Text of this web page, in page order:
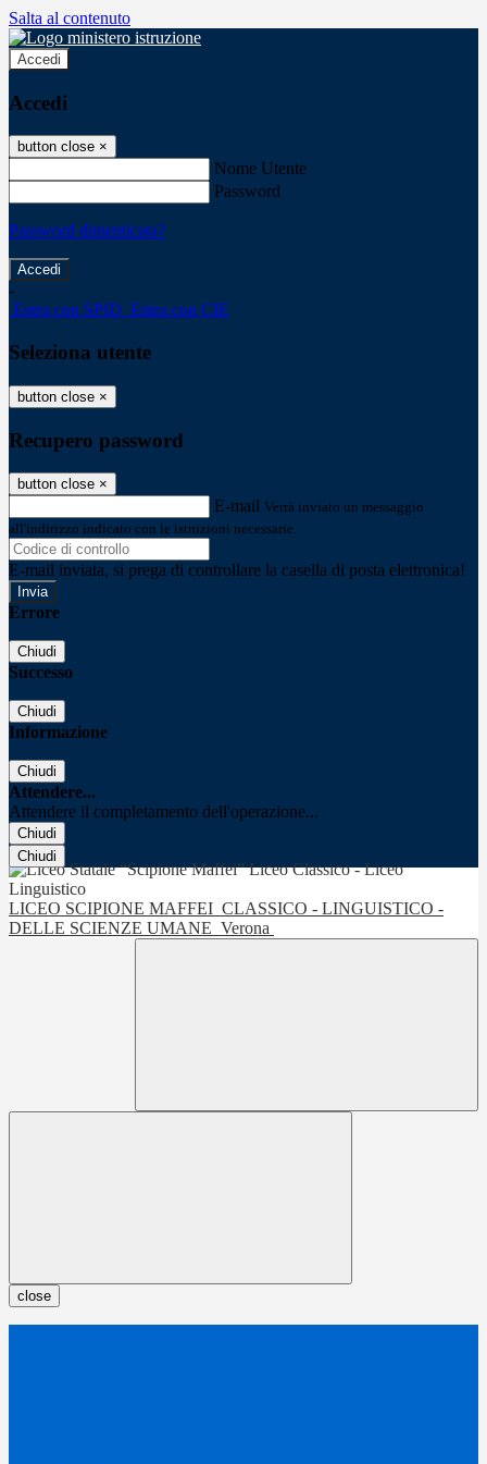
Salta al contenuto
Accedi
Accedi
button close ×
Nome Utente
Password
Password dimenticata?
-
Entra con SPID Entra con CIE
Seleziona utente
button close ×
Recupero password
button close ×
E-mail Verrà inviato un messaggio
all'indirizzo indicato con le istruzioni necessarie.
E-mail inviata, si prega di controllare la casella di posta elettronica!
Errore
Chiudi
Successo
Chiudi
Informazione
Chiudi
Attendere...
Attendere il completamento dell'operazione...
Chiudi
Chiudi
LICEO SCIPIONE MAFFEI CLASSICO - LINGUISTICO -
DELLE SCIENZE UMANE Verona
close